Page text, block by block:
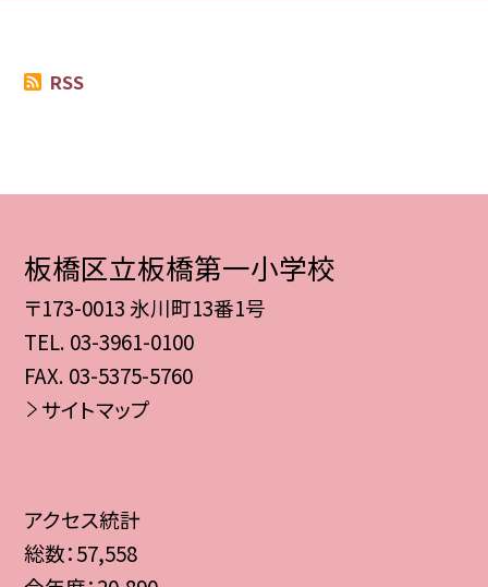
RSS
板橋区立板橋第一小学校
〒173-0013 氷川町13番1号
TEL. 03-3961-0100
FAX. 03-5375-5760
サイトマップ
アクセス統計
総数：57,558